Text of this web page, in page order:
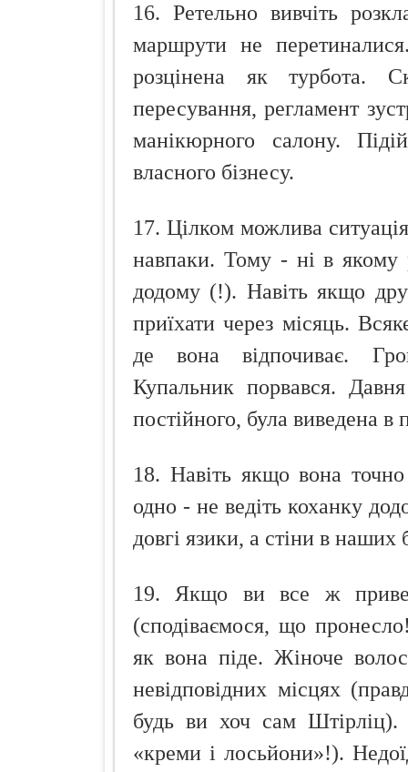
16. Ретельно вивчіть
маршрути не
розцінена як турбота.
пересування, регламент
манікюрного салону.
власного бізнесу.
17. Цілком можлива
навпаки. Тому - ні в якому
додому (!). Навіть якщо
приїхати через місяць.
де вона відпочиває.
Купальник порвався.
постійного, була виведена
18. Навіть якщо вона
одно - не ведіть коханку
довгі язики, а стіни в
19. Якщо ви все ж
(сподіваємося, що
як вона піде. Жіноче
невідповідних місцях
будь ви хоч сам Штірліц).
«креми і лосьйони»!).